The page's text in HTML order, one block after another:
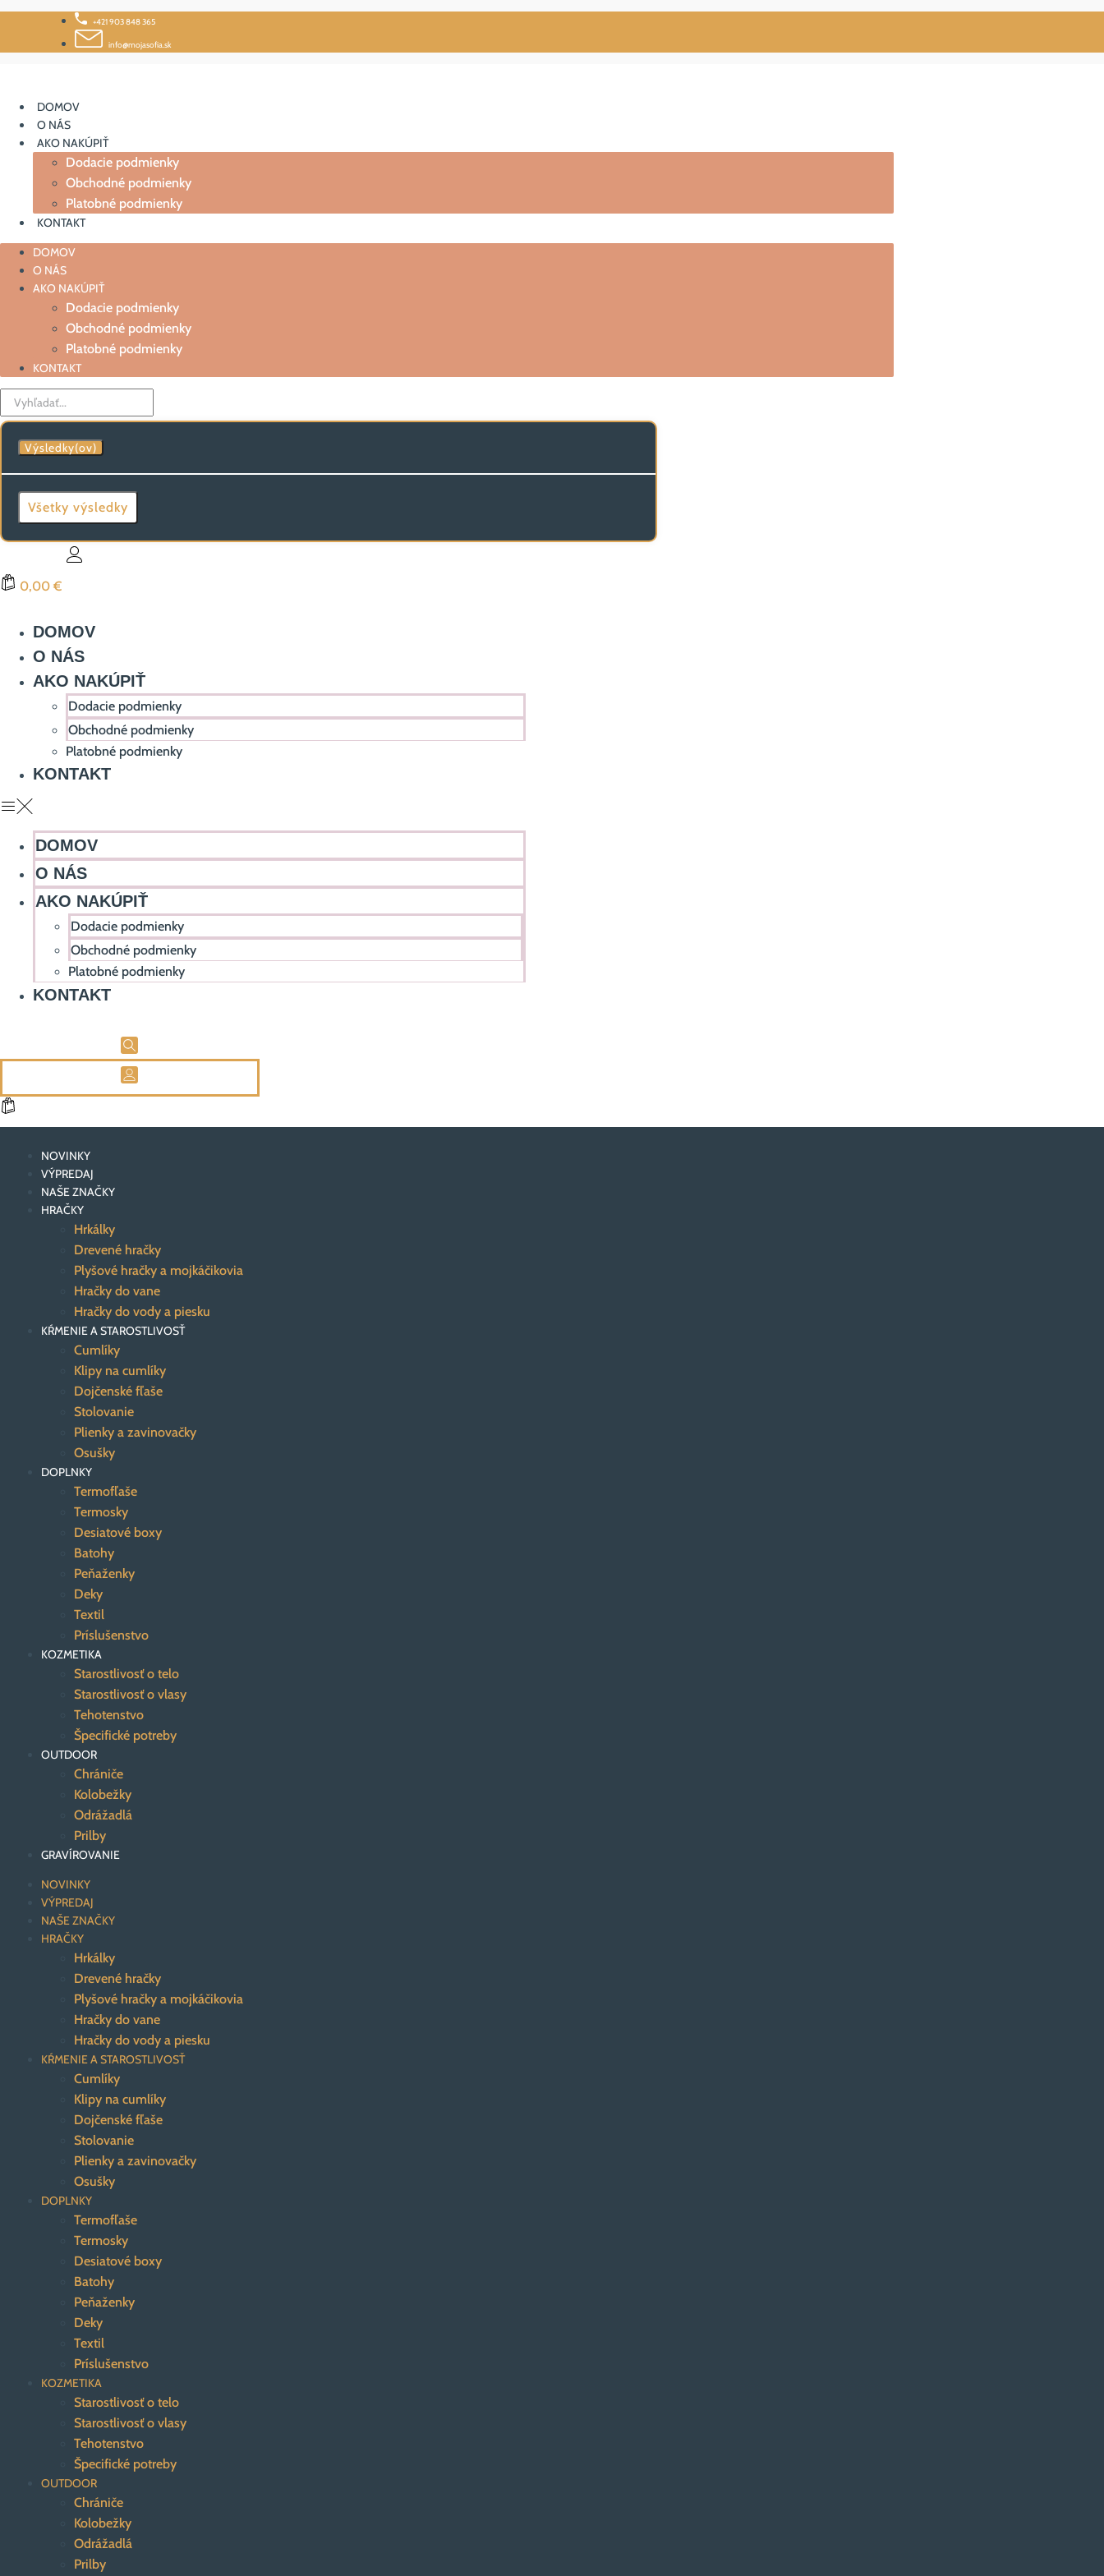
Skip
+421 903 848 365
info@mojasofia.sk
DOMOV
O NÁS
AKO NAKÚPIŤ
Dodacie podmienky
Obchodné podmienky
Platobné podmienky
KONTAKT
DOMOV
O NÁS
AKO NAKÚPIŤ
Dodacie podmienky
Obchodné podmienky
Platobné podmienky
KONTAKT
Search
...
Výsledky(ov)
Všetky výsledky
0,00 €
DOMOV
O NÁS
AKO NAKÚPIŤ
Dodacie podmienky
Obchodné podmienky
Platobné podmienky
KONTAKT
DOMOV
O NÁS
AKO NAKÚPIŤ
Dodacie podmienky
Obchodné podmienky
Platobné podmienky
KONTAKT
NOVINKY
VÝPREDAJ
NAŠE ZNAČKY
HRAČKY
Hrkálky
Drevené hračky
Plyšové hračky a mojkáčikovia
Hračky do vane
Hračky do vody a piesku
KŔMENIE A STAROSTLIVOSŤ
Cumlíky
Klipy na cumlíky
Dojčenské fľaše
Stolovanie
Plienky a zavinovačky
Osušky
DOPLNKY
Termofľaše
Termosky
Desiatové boxy
Batohy
Peňaženky
Deky
Textil
Príslušenstvo
KOZMETIKA
Starostlivosť o telo
Starostlivosť o vlasy
Tehotenstvo
Špecifické potreby
OUTDOOR
Chrániče
Kolobežky
Odrážadlá
Prilby
GRAVÍROVANIE
NOVINKY
VÝPREDAJ
NAŠE ZNAČKY
HRAČKY
Hrkálky
Drevené hračky
Plyšové hračky a mojkáčikovia
Hračky do vane
Hračky do vody a piesku
KŔMENIE A STAROSTLIVOSŤ
Cumlíky
Klipy na cumlíky
Dojčenské fľaše
Stolovanie
Plienky a zavinovačky
Osušky
DOPLNKY
Termofľaše
Termosky
Desiatové boxy
Batohy
Peňaženky
Deky
Textil
Príslušenstvo
KOZMETIKA
Starostlivosť o telo
Starostlivosť o vlasy
Tehotenstvo
Špecifické potreby
OUTDOOR
Chrániče
Kolobežky
Odrážadlá
Prilby